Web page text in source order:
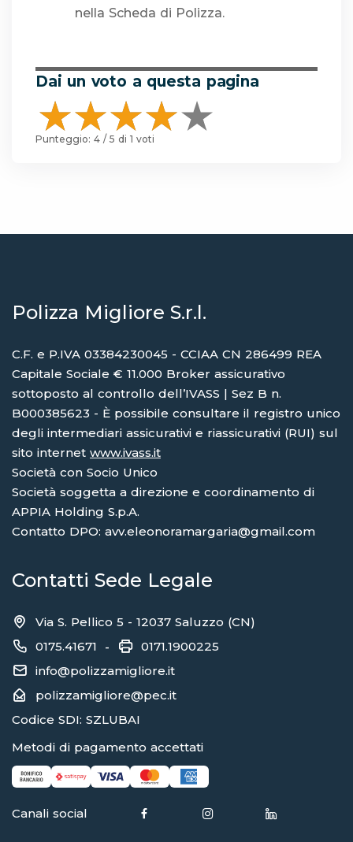
nella Scheda di Polizza.
Dai un voto a questa pagina
Punteggio: 4 / 5 di 1 voti
Polizza Migliore S.r.l.
C.F. e P.IVA 03384230045 - CCIAA CN 286499 REA
Capitale Sociale € 11.000 Broker assicurativo
sottoposto al controllo dell’IVASS | Sez B n.
B000385623 - È possibile consultare il registro unico
degli intermediari assicurativi e riassicurativi (RUI) sul
sito internet www.ivass.it
Società con Socio Unico
Società soggetta a direzione e coordinamento di
APPIA Holding S.p.A.
Contatto DPO: avv.eleonoramargaria@gmail.com
Contatti Sede Legale
Via S. Pellico 5 - 12037 Saluzzo (CN)
0175.41671 -
0171.1900225
info@polizzamigliore.it
polizzamigliore@pec.it
Codice SDI: SZLUBAI
Metodi di pagamento accettati
Canali social